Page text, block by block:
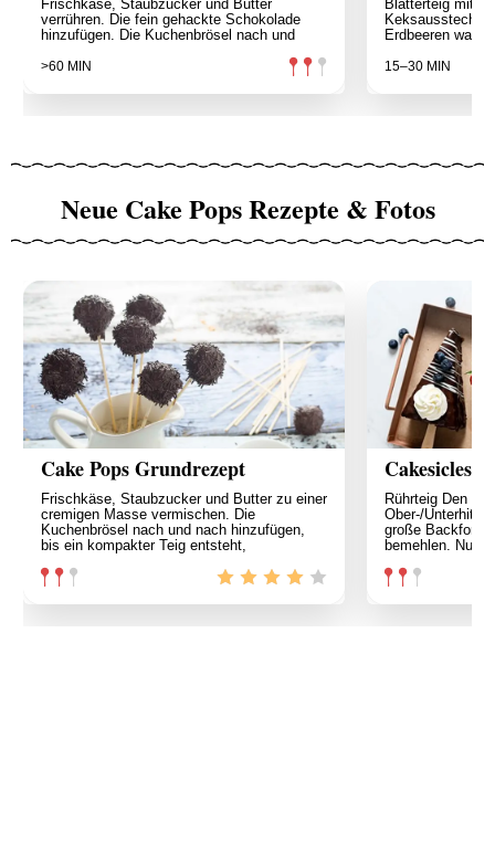
Frischkäse, Staubzucker und Butter
verrühren. Die fein gehackte Schokolade
hinzufügen. Die Kuchenbrösel nach und
>60 MIN
Blätterteig mit
Keksausstecher
Erdbeeren
15–30 MIN
Neue Cake Pops Rezepte & Fotos
Cake Pops Grundrezept
Frischkäse, Staubzucker und Butter zu einer
cremigen Masse vermischen. Die
Kuchenbrösel nach und nach hinzufügen,
bis ein kompakter Teig entsteht,
Cakesicles
Rührteig Den
Ober-/
große Backform
bemehlen. Nun